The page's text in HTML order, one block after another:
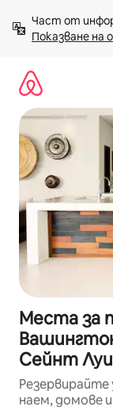
към
съдържанието
Показване на
Места за
Сейнт
Резервирайте
наем, домове